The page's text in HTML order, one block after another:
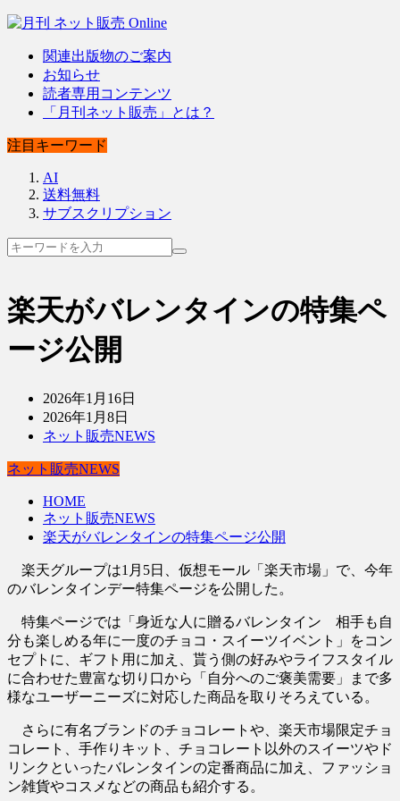
関連出版物のご案内
お知らせ
読者専用コンテンツ
「月刊ネット販売」とは？
注目キーワード
AI
送料無料
サブスクリプション
楽天がバレンタインの特集ペ
ージ公開
2026年1月16日
2026年1月8日
ネット販売NEWS
ネット販売NEWS
HOME
ネット販売NEWS
楽天がバレンタインの特集ページ公開
楽天グループは1月5日、仮想モール「楽天市場」で、今年
のバレンタインデー特集ページを公開した。
特集ページでは「身近な人に贈るバレンタイン 相手も自
分も楽しめる年に一度のチョコ・スイーツイベント」をコン
セプトに、ギフト用に加え、貰う側の好みやライフスタイル
に合わせた豊富な切り口から「自分へのご褒美需要」まで多
様なユーザーニーズに対応した商品を取りそろえている。
さらに有名ブランドのチョコレートや、楽天市場限定チョ
コレート、手作りキット、チョコレート以外のスイーツやド
リンクといったバレンタインの定番商品に加え、ファッショ
ン雑貨やコスメなどの商品も紹介する。